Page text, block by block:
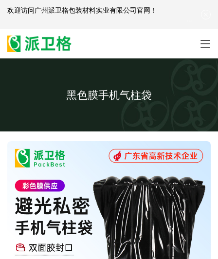
黑色膜手机气柱袋
欢迎访问广州派卫格包装材料实业有限公司官网 ！